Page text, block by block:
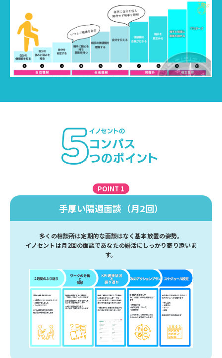
POINT 1
手厚い隔週面談（月2回）
多くの相談所は定期的な面談はなく基本放置の姿勢。
イノセントは月2回の面談であなたの婚活にしっかり寄り添いま
す。